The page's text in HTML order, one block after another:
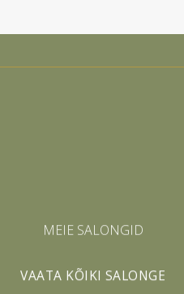
MEIE SALONGID
VAATA KÕIKI SALONGE